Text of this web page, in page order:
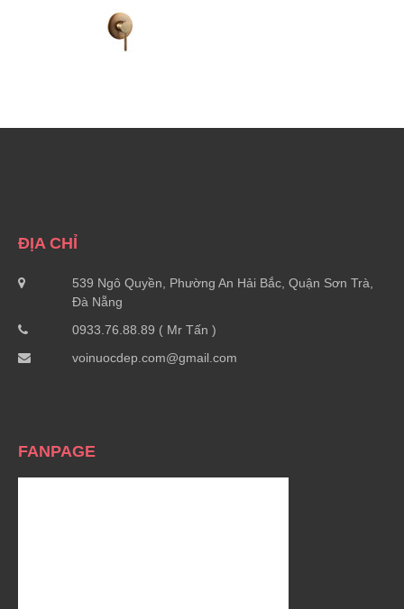
ĐỊA CHỈ
539 Ngô Quyền, Phường An Hải Bắc, Quận Sơn Trà,
Đà Nẵng
0933.76.88.89 ( Mr Tấn )
voinuocdep.com@gmail.com
FANPAGE